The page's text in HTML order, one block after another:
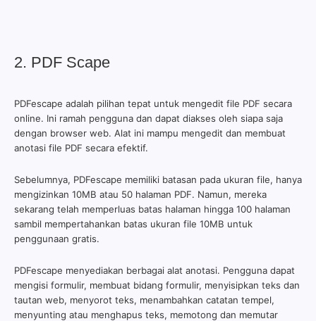
2. PDF Scape
PDFescape adalah pilihan tepat untuk mengedit file PDF secara
online. Ini ramah pengguna dan dapat diakses oleh siapa saja
dengan browser web. Alat ini mampu mengedit dan membuat
anotasi file PDF secara efektif.
Sebelumnya, PDFescape memiliki batasan pada ukuran file, hanya
mengizinkan 10MB atau 50 halaman PDF. Namun, mereka
sekarang telah memperluas batas halaman hingga 100 halaman
sambil mempertahankan batas ukuran file 10MB untuk
penggunaan gratis.
PDFescape menyediakan berbagai alat anotasi. Pengguna dapat
mengisi formulir, membuat bidang formulir, menyisipkan teks dan
tautan web, menyorot teks, menambahkan catatan tempel,
menyunting atau menghapus teks, memotong dan memutar